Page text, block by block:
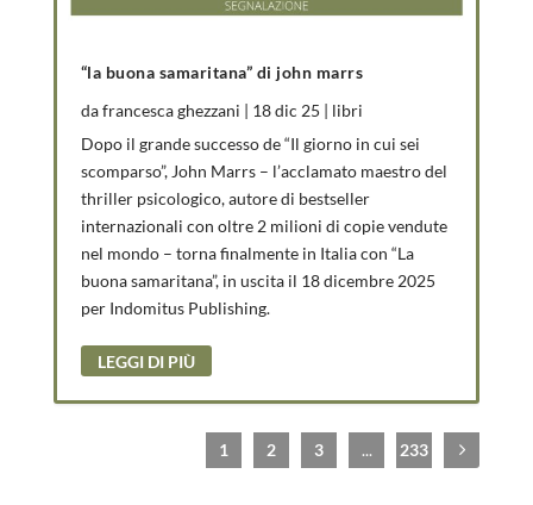
“la buona samaritana” di john marrs
dafrancesca ghezzani | 18 dic 25 | libri
Dopo il grande successo de “Il giorno in cui sei
scomparso”, John Marrs – l’acclamato maestro del
thriller psicologico, autore di bestseller
internazionali con oltre 2 milioni di copie vendute
nel mondo – torna finalmente in Italia con “La
buona samaritana”, in uscita il 18 dicembre 2025
per Indomitus Publishing.
LEGGI DI PIÙ
1 2 3 ... 233